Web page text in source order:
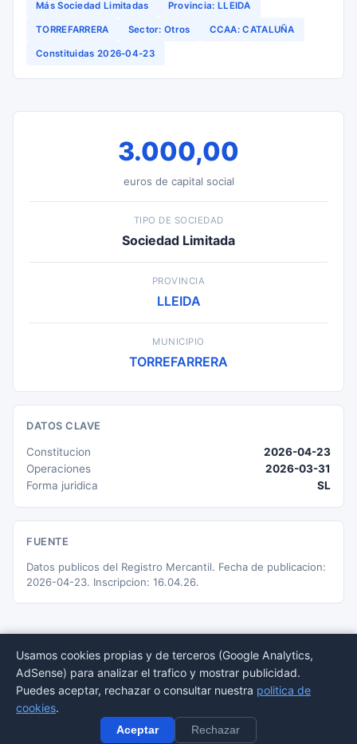
Más Sociedad Limitadas Provincia: LLEIDA
TORREFARRERA Sector: Otros CCAA: CATALUÑA
Constituidas 2026-04-23
3.000,00
euros de capital social
TIPO DE SOCIEDAD
Sociedad Limitada
PROVINCIA
LLEIDA
MUNICIPIO
TORREFARRERA
DATOS CLAVE
Constitucion
2026-04-23
Operaciones
2026-03-31
Forma juridica
SL
FUENTE
Datos publicos del Registro Mercantil. Fecha de publicacion:
2026-04-23. Inscripcion: 16.04.26.
© 2026 BORMEDirectorio — Datos publicos del Registro Mercantil
Provincias
legal
Usamos cookies propias y de terceros (Google Analytics,
AdSense) para analizar el trafico y mostrar publicidad.
Puedes aceptar, rechazar o consultar nuestra politica de
cookies.
Aceptar Rechazar